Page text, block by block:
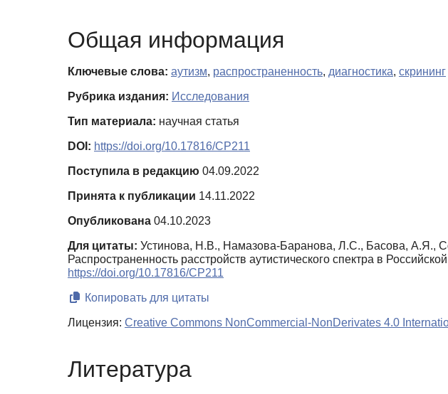
Общая информация
Ключевые слова: аутизм, распространенность, диагностика, скрининг
Рубрика издания: Исследования
Тип материала: научная статья
DOI: https://doi.org/10.17816/CP211
Поступила в редакцию 04.09.2022
Принята к публикации 14.11.2022
Опубликована 04.10.2023
Для цитаты: Устинова, Н.В., Намазова-Баранова, Л.С., Басова,
Распространенность расстройств аутистического спектра в
https://doi.org/10.17816/CP211
Копировать для цитаты
Лицензия: Creative Commons NonCommercial-NonDerivates 4.0
Литература